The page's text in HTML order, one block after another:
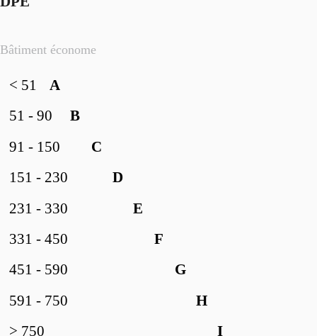
Bâtiment économe
A
< 51
B
51 - 90
C
91 - 150
D
151 - 230
E
231 - 330
F
331 - 450
G
451 - 590
H
591 - 750
I
> 750